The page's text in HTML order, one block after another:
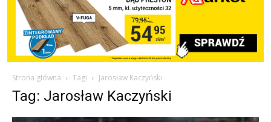
Strona główna Tagi Jarosław Kaczyński
Tag: Jarosław Kaczyński